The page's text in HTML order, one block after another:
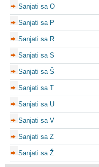
Sanjati sa O
Sanjati sa P
Sanjati sa R
Sanjati sa S
Sanjati sa Š
Sanjati sa T
Sanjati sa U
Sanjati sa V
Sanjati sa Z
Sanjati sa Ž